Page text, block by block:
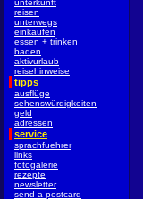
unterkunft
reisen
unterwegs
einkaufen
essen + trinken
baden
aktivurlaub
reisehinweise
tipps
ausflüge
sehenswürdigkeiten
geld
adressen
service
sprachfuehrer
links
fotogalerie
rezepte
newsletter
send-a-postcard